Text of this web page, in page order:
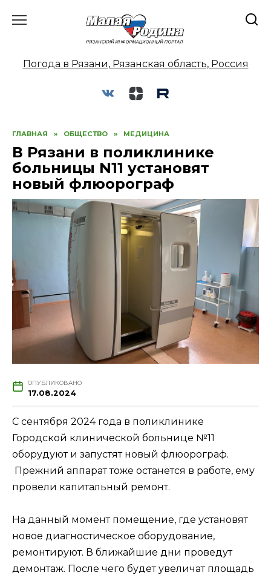
Погода в Рязани, Рязанская область, Россия
ГЛАВНАЯ » ОБЩЕСТВО » МЕДИЦИНА
В Рязани в поликлинике
больницы N11 установят
новый флюорограф
ОПУБЛИКОВАНО
17.08.2024
С сентября 2024 года в поликлинике
Городской клинической больнице №11
оборудуют и запустят новый флюорограф.
Прежний аппарат тоже останется в работе, ему
провели капитальный ремонт.
На данный момент помещение, где установят
новое диагностическое оборудование,
ремонтируют. В ближайшие дни проведут
демонтаж. После чего будет увеличат площадь